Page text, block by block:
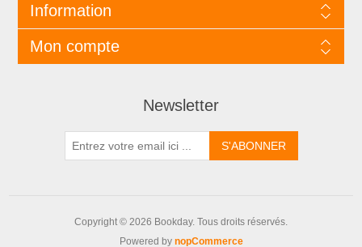
Information
Mon compte
Newsletter
Copyright © 2026 Bookday. Tous droits réservés.
Powered by nopCommerce